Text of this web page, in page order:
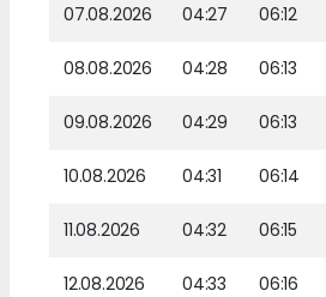
07.08.2026 04:27 06:12
08.08.2026 04:28 06:13
09.08.2026 04:29 06:13
10.08.2026 04:31 06:14
11.08.2026 04:32 06:15
12.08.2026 04:33 06:16